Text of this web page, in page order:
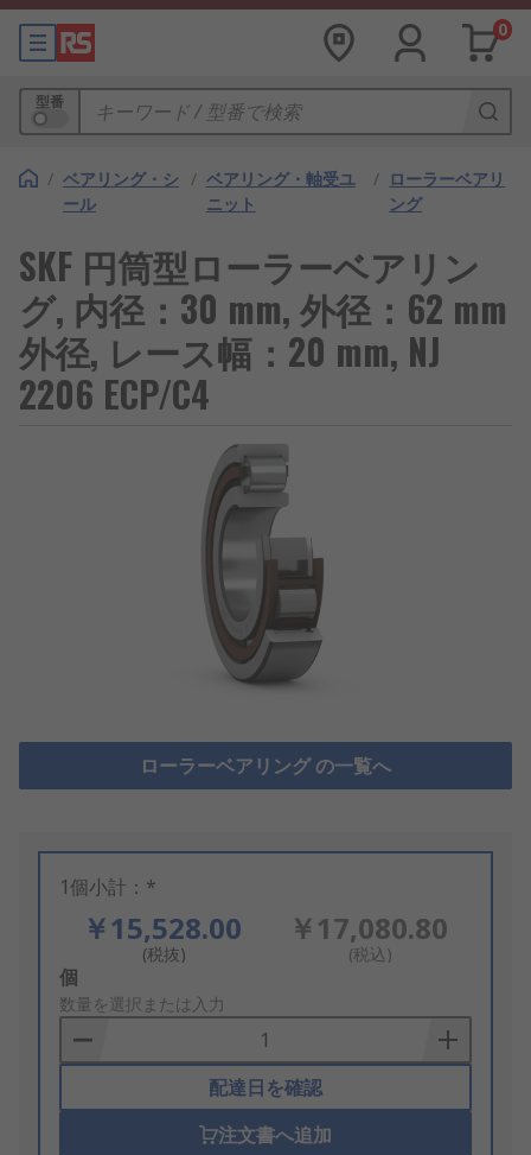
0
型番
/ ベアリング・シ
ール
/ ベアリング・軸受ユ
ニット
/ ローラーベアリ
ング
SKF 円筒型ローラーベアリン
グ, 内径：30 mm, 外径：62 mm
外径, レース幅：20 mm, NJ
2206 ECP/C4
ローラーベアリング の一覧へ
1個小計：*
￥15,528.00
(税抜)
￥17,080.80
(税込)
Add
to
Basket
個
数量を選択または入力
配達日を確認
注文書へ追加